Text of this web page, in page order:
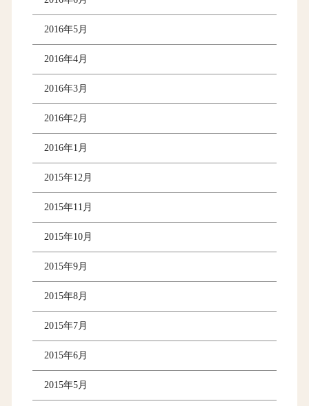
2016年5月
2016年4月
2016年3月
2016年2月
2016年1月
2015年12月
2015年11月
2015年10月
2015年9月
2015年8月
2015年7月
2015年6月
2015年5月